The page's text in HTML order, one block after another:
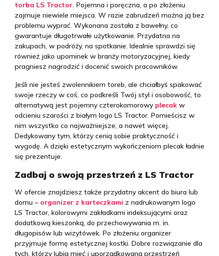
torba LS Tractor. Pojemna i poręczna, a po złożeniu
zajmuje niewiele miejsca. W razie zabrudzeń można ją bez
problemu wyprać. Wykonana została z bawełny, co
gwarantuje długotrwałe użytkowanie. Przydatna na
zakupach, w podróży, na spotkanie. Idealnie sprawdzi się
również jako upominek w branży motoryzacyjnej, kiedy
pragniesz nagrodzić i docenić swoich pracowników.
Jeśli nie jesteś zwolennikiem toreb, ale chciałbyś spakować
swoje rzeczy w coś, co podkreśli Twój styl i osobowość, to
alternatywą jest pojemny czterokomorowyplecak w
odcieniu szarości z białym logo LS Tractor. Pomieścisz w
nim wszystko co najważniejsze, a nawet więcej.
Dedykowany tym, którzy cenią sobie praktyczność i
wygodę. A dzięki estetycznym wykończeniom plecak ładnie
się prezentuje.
Zadbaj o swoją przestrzeń z LS Tractor
W ofercie znajdziesz także przydatny akcent do biura lub
domu – organizer z karteczkami z nadrukowanym logo
LS Tractor, kolorowymi zakładkami indeksującymi oraz
dodatkową kieszonką, do przechowywania m. in.
długopisów lub wizytówek. Po złożeniu organizer
przyjmuje formę estetycznej kostki. Dobre rozwiązanie dla
tych, którzy lubią mieć i uporządkowaną przestrzeń